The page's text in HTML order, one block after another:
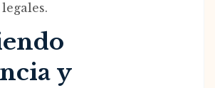
y